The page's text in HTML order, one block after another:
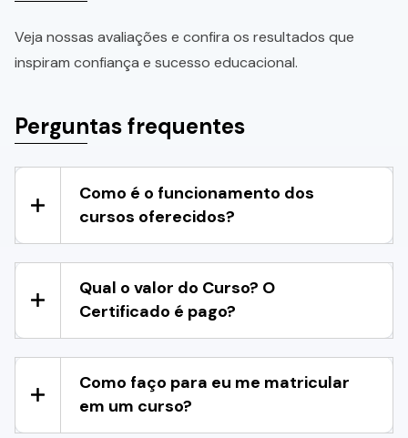
Veja nossas avaliações e confira os resultados que
inspiram confiança e sucesso educacional.
Perguntas frequentes
Como é o funcionamento dos
cursos oferecidos?
Qual o valor do Curso? O
Certificado é pago?
Como faço para eu me matricular
em um curso?